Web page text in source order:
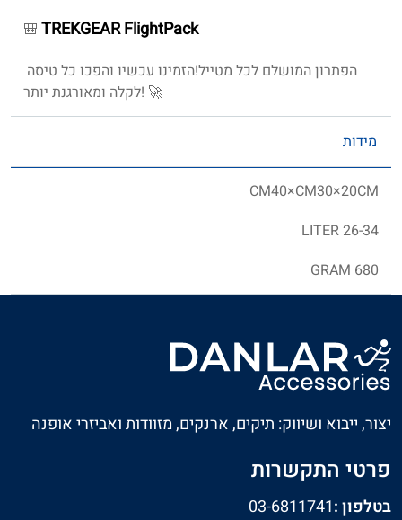
🎒 TREKGEAR FlightPack
הפתרון המושלם לכל מטייל!הזמינו עכשיו והפכו כל טיסה
לקלה ומאורגנת יותר! 🚀
מידות
CM40×CM30×20CM
26-34 LITER
680 GRAM
יצור, ייבוא ושיווק: תיקים, ארנקים, מזוודות ואביזרי אופנה
פרטי התקשרות
בטלפון :03-6811741